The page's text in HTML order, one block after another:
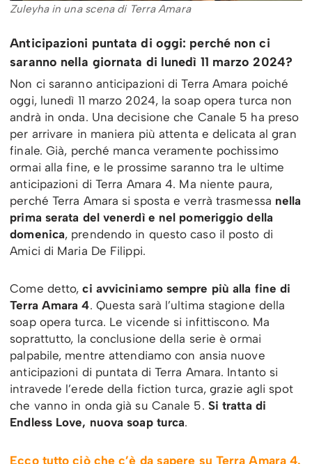
Zuleyha in una scena di Terra Amara
Anticipazioni puntata di oggi: perché non ci
saranno nella giornata di lunedì 11 marzo 2024?
Non ci saranno anticipazioni di Terra Amara poiché
oggi, lunedì 11 marzo 2024, la soap opera turca non
andrà in onda. Una decisione che Canale 5 ha preso
per arrivare in maniera più attenta e delicata al gran
finale. Già, perché manca veramente pochissimo
ormai alla fine, e le prossime saranno tra le ultime
anticipazioni di Terra Amara 4. Ma niente paura,
perché Terra Amara si sposta e verrà trasmessa nella
prima serata del venerdì e nel pomeriggio della
domenica, prendendo in questo caso il posto di
Amici di Maria De Filippi.
Come detto,ci avviciniamo sempre più alla fine di
Terra Amara 4. Questa sarà l’ultima stagione della
soap opera turca. Le vicende si infittiscono. Ma
soprattutto, la conclusione della serie è ormai
palpabile, mentre attendiamo con ansia nuove
anticipazioni di puntata di Terra Amara. Intanto si
intravede l’erede della fiction turca, grazie agli spot
che vanno in onda già su Canale 5. Si tratta di
Endless Love, nuova soap turca.
Ecco tutto ciò che c’è da sapere su Terra Amara 4.